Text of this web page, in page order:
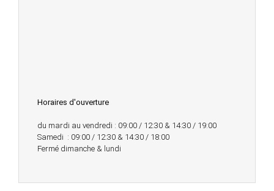
Horaires d'ouverture
du mardi au vendredi : 09:00 / 12:30 & 14:30 / 19:00
Samedi : 09:00 / 12:30 & 14:30 / 18:00
Fermé dimanche & lundi